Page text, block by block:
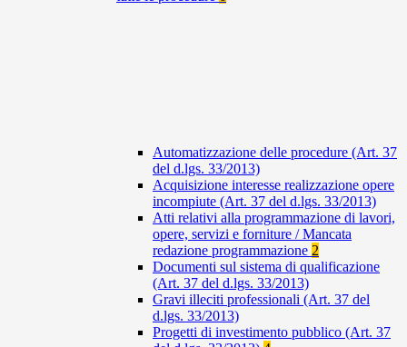
Automatizzazione delle procedure (Art. 37
del d.lgs. 33/2013)
Acquisizione interesse realizzazione opere
incompiute (Art. 37 del d.lgs. 33/2013)
Atti relativi alla programmazione di lavori,
opere, servizi e forniture / Mancata
redazione programmazione 2
Documenti sul sistema di qualificazione
(Art. 37 del d.lgs. 33/2013)
Gravi illeciti professionali (Art. 37 del
d.lgs. 33/2013)
Progetti di investimento pubblico (Art. 37